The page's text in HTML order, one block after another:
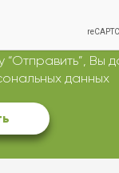
“Отправить”, Вы
данных